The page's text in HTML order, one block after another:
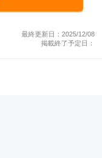
最終更新日：2025/12/08
掲載終了予定日：